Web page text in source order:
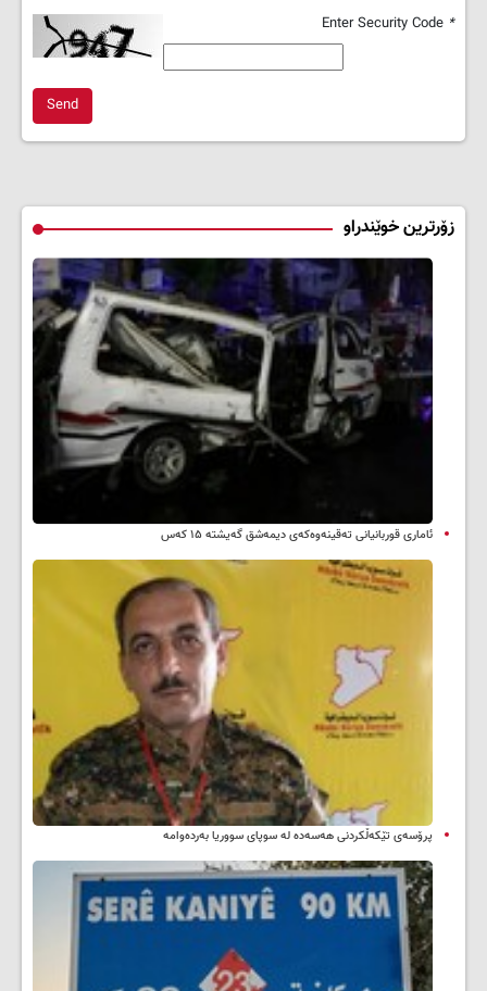
*
Send
زۆرترین خوێندراو
ئاماری قوربانیانی تەقینەوەکەی دیمەشق گەیشتە ۱۵ کەس
پرۆسەی تێکەڵکردنی هەسەدە لە سوپای سووریا بەردەوامە